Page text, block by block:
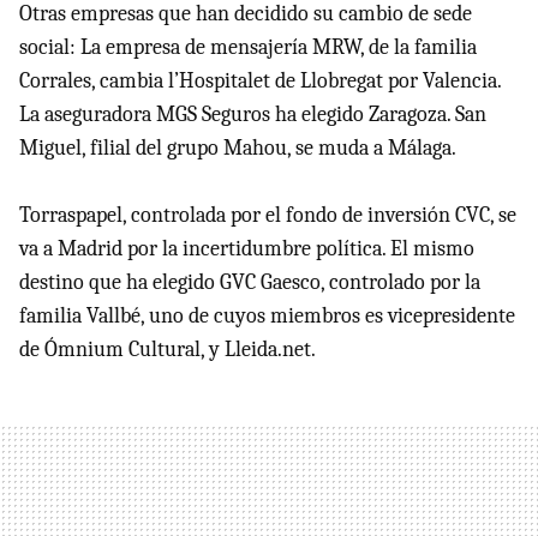
Otras empresas que han decidido su cambio de sede
social: La empresa de mensajería MRW, de la familia
Corrales, cambia l’Hospitalet de Llobregat por Valencia.
La aseguradora MGS Seguros ha elegido Zaragoza. San
Miguel, filial del grupo Mahou, se muda a Málaga.
Torraspapel, controlada por el fondo de inversión CVC, se
va a Madrid por la incertidumbre política. El mismo
destino que ha elegido GVC Gaesco, controlado por la
familia Vallbé, uno de cuyos miembros es vicepresidente
de Ómnium Cultural, y Lleida.net.